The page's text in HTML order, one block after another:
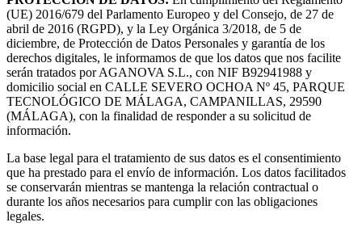
(UE) 2016/679 del Parlamento Europeo y del Consejo, de 27 de
abril de 2016 (RGPD), y la Ley Orgánica 3/2018, de 5 de
diciembre, de Protección de Datos Personales y garantía de los
derechos digitales, le informamos de que los datos que nos facilite
serán tratados por AGANOVA S.L., con NIF B92941988 y
domicilio social en CALLE SEVERO OCHOA Nº 45, PARQUE
TECNOLÓGICO DE MÁLAGA, CAMPANILLAS, 29590
(MÁLAGA), con la finalidad de responder a su solicitud de
información.
La base legal para el tratamiento de sus datos es el consentimiento
que ha prestado para el envío de información. Los datos facilitados
se conservarán mientras se mantenga la relación contractual o
durante los años necesarios para cumplir con las obligaciones
legales.